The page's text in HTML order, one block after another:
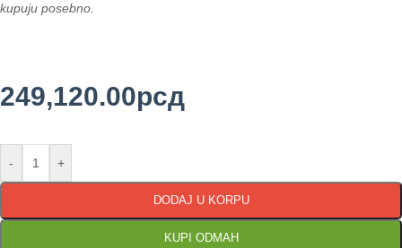
kupuju posebno.
249,120.00рсд
- +
DODAJ U KORPU
KUPI ODMAH